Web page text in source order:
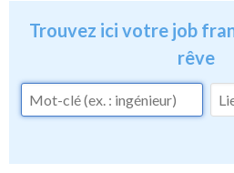
Trouvez ici votre job
rêve